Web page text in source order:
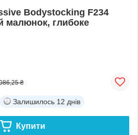
Bodystocking F234
малюнок, глибоке
₴
Залишилось 12 днів
Купити